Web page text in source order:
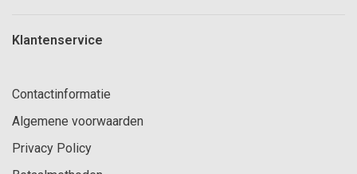
Klantenservice
Contactinformatie
Algemene voorwaarden
Privacy Policy